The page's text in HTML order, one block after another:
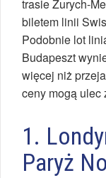
trasie Zurych-
biletem linii
Podobnie lot
Budapeszt
więcej niż
ceny mogą ulec
1.
Paryż